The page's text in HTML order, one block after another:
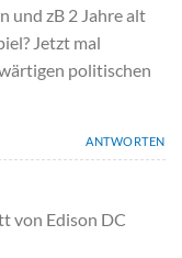
und zB 2 Jahre alt
Jetzt mal
politischen
ANTWORTEN
von Edison DC